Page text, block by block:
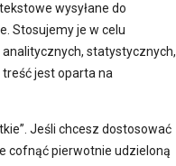
wysyłane do
Stosujemy je w celu
statystycznych,
jest oparta na
Jeśli chcesz dostosować
cofnąć pierwotnie udzieloną